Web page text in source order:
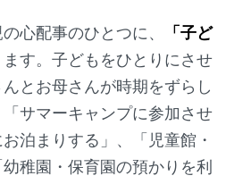
心配事のひとつに、
「子ど
ます。子どもをひとりにさせ
とお母さんが時期をずらし
サマーキャンプに参加させ
泊まりする」、「児童館・
稚園・保育園の預かりを利